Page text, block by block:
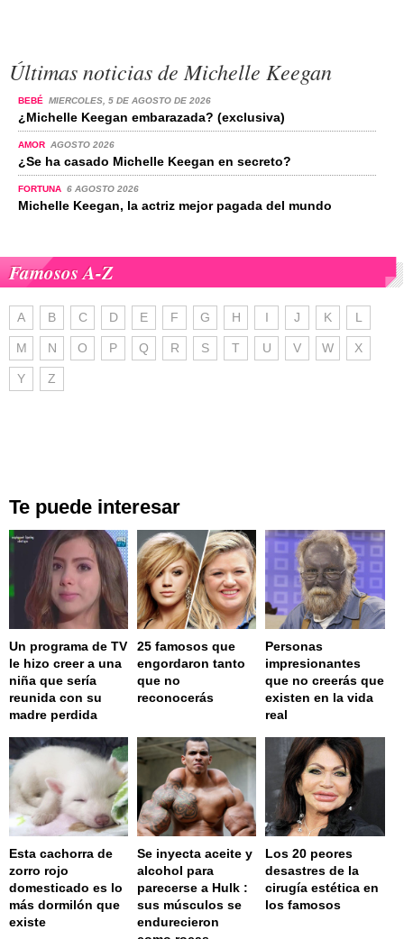
Últimas noticias de Michelle Keegan
BEBÉ MIERCOLES, 5 DE AGOSTO DE 2026
¿Michelle Keegan embarazada? (exclusiva)
AMOR AGOSTO 2026
¿Se ha casado Michelle Keegan en secreto?
FORTUNA 6 AGOSTO 2026
Michelle Keegan, la actriz mejor pagada del mundo
Famosos A-Z
A B C D E F G H I J K L
M N O P Q R S T U V W X
Y Z
Te puede interesar
Un programa de TV
le hizo creer a una
niña que sería
reunida con su
madre perdida
25 famosos que
engordaron tanto
que no
reconocerás
Personas
impresionantes
que no creerás que
existen en la vida
real
Esta cachorra de
zorro rojo
domesticado es lo
más dormilón que
existe
Se inyecta aceite y
alcohol para
parecerse a Hulk :
sus músculos se
endurecieron
Los 20 peores
desastres de la
cirugía estética en
los famosos